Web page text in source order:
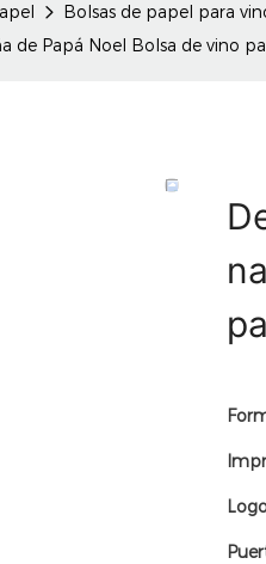
Bolsas de papel para
de Papá Noel Bolsa de vino